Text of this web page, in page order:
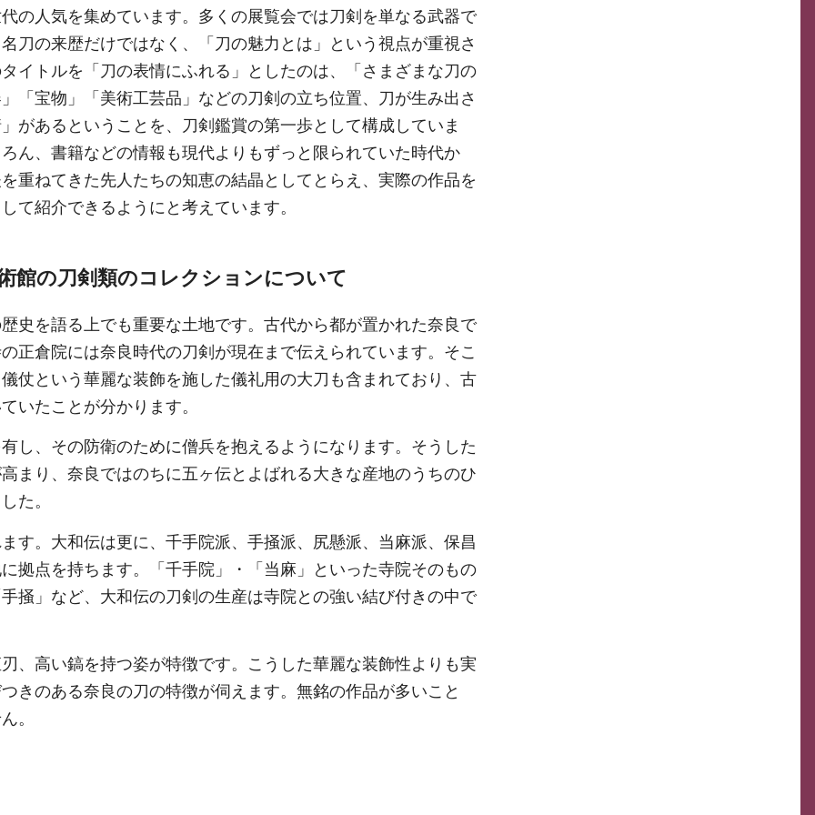
人気を集めています。多くの展覧会では刀剣を単なる武器で
刀の来歴だけではなく、「刀の魅力とは」という視点が重視さ
イトルを「刀の表情にふれる」としたのは、「さまざまな刀の
「宝物」「美術工芸品」などの刀剣の立ち位置、刀が生み出さ
があるということを、刀剣鑑賞の第一歩として構成していま
ん、書籍などの情報も現代よりもずっと限られていた時代か
重ねてきた先人たちの知恵の結晶としてとらえ、実際の作品を
て紹介できるようにと考えています。
館の刀剣類のコレクションについて
を語る上でも重要な土地です。古代から都が置かれた奈良で
正倉院には奈良時代の刀剣が現在まで伝えられています。そこ
仗という華麗な装飾を施した儀礼用の大刀も含まれており、古
いたことが分かります。
、その防衛のために僧兵を抱えるようになります。そうした
まり、奈良ではのちに五ヶ伝とよばれる大きな産地のうちのひ
た。
。大和伝は更に、千手院派、手掻派、尻懸派、当麻派、保昌
拠点を持ちます。「千手院」・「当麻」といった寺院そのもの
掻」など、大和伝の刀剣の生産は寺院との強い結び付きの中で
高い鎬を持つ姿が特徴です。こうした華麗な装飾性よりも実
きのある奈良の刀の特徴が伺えます。無銘の作品が多いこと
。